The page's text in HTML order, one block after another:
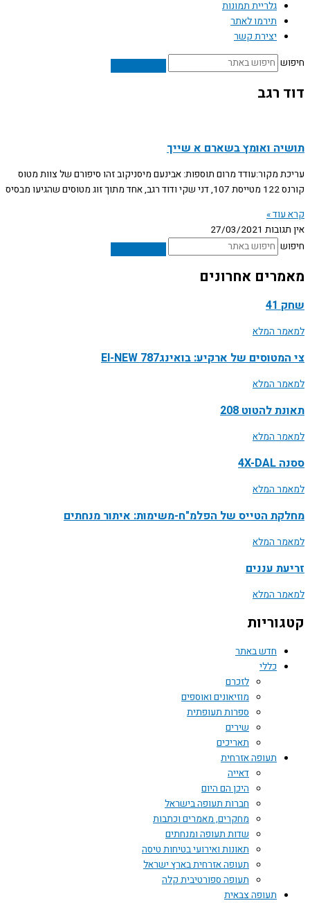
גלריית תמונות
תירמו לאתר
יצירת קשר
חיפוש
דוד רגב
תושיה ואומץ בשארם א שייך
עריכת מקור:עודד מרום תוספות: אבינעם מיסניקוב זהו סיפורם של צוות מטוס
קורנס 122 מטייסת 107, דני שקי ודוד רגב, אחד מתוך זוג מטוסים שהגיעו מבסיס
קרא עוד »
אין תגובות 27/03/2021
חיפוש
מאמרים אחרונים
שחק 41
למאמר המלא
צי המטוסים של ארקיע: בואינג787 EI-NEW
למאמר המלא
תאונת להטוט 208
למאמר המלא
ססנה 4X-DAL
למאמר המלא
מחלקת הטייס של הפלמ"ח-משימות: איתור מנחתים
למאמר המלא
זריעת עננים
למאמר המלא
קטגוריות
חדש באתר
כללי
לזכרם
מוזיאונים ואוספים
ספרות תעופתית
שירים
תאריכים
תעופה אזרחית
דאייה
היכן הם היום
חברות תעופה בישראל
מחקרים, מאמרים וכתבות
שדות תעופה ומנחתים
תאונות ואירועי בטיחות טיסה
תעופה אזרחית בארץ ישראל
תעופה ספורטיבית קלה
תעופה צבאית